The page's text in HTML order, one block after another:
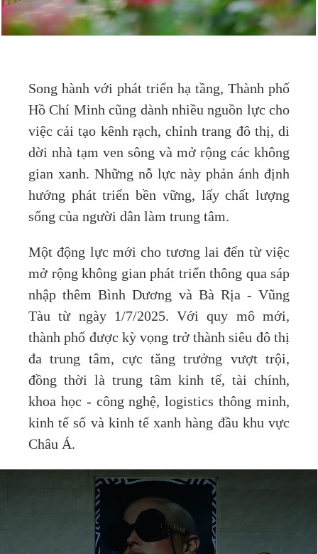
Song hành với phát triển hạ tầng, Thành phố
Hồ Chí Minh cũng dành nhiều nguồn lực cho
việc cải tạo kênh rạch, chỉnh trang đô thị, di
dời nhà tạm ven sông và mở rộng các không
gian xanh. Những nỗ lực này phản ánh định
hướng phát triển bền vững, lấy chất lượng
sống của người dân làm trung tâm.
Một động lực mới cho tương lai đến từ việc
mở rộng không gian phát triển thông qua sáp
nhập thêm Bình Dương và Bà Rịa - Vũng
Tàu từ ngày 1/7/2025. Với quy mô mới,
thành phố được kỳ vọng trở thành siêu đô thị
đa trung tâm, cực tăng trưởng vượt trội,
đồng thời là trung tâm kinh tế, tài chính,
khoa học - công nghệ, logistics thông minh,
kinh tế số và kinh tế xanh hàng đầu khu vực
Châu Á.